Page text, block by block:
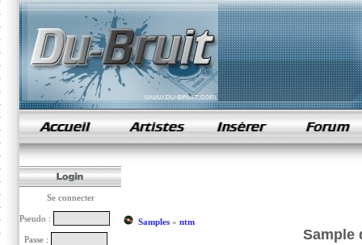
samples de rap
Se connecter
Pseudo :
Passe :
Samples» ntm
Sample